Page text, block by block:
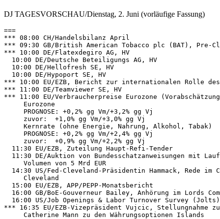
DJ TAGESVORSCHAU/Dienstag, 2. Juni (vorläufige Fassung)
===
*** 08:00 CH/Handelsbilanz April
*** 09:30 GB/British American Tobacco plc (BAT), Pre-
*** 10:00 DE/Flatexdegiro AG, HV
  10:00 DE/Deutsche Beteiligungs AG, HV
  10:00 DE/Hellofresh SE, HV
  10:00 DE/Hypoport SE, HV
*** 10:00 EU/EZB, Bericht zur internationalen Rolle
*** 11:00 DE/Teamviewer SE, HV
*** 11:00 EU/Verbraucherpreise Eurozone
     Eurozone
     PROGNOSE: +0,2% gg Vm/+3,2% gg Vj
     zuvor:  +1,0% gg Vm/+3,0% gg Vj
     Kernrate (ohne Energie, Nahrung, Alkohol, Tabak)
     PROGNOSE: +0,2% gg Vm/+2,4% gg Vj
     zuvor:  +0,9% gg Vm/+2,2% gg Vj
  11:30 EU/EZB, Zuteilung Haupt-Refi-Tender
11:30 DE/Auktion von Bundesschatzanweisungen mit
     Volumen von 5 Mrd EUR
14:30 US/Fed-Cleveland-Präsidentin Hammack, Rede im
     Cleveland
  15:00 EU/EZB, APP/PEPP-Monatsbericht
16:00 GB/BoE-Gouverneur Bailey, Anhörung im Lords
16:00 US/Job Openings & Labor Turnover Survey
*** 16:35 EU/EZB-Vizepräsident Vujcic, Stellungnahme
     Catherine Mann zu den Währungsoptionen Islands